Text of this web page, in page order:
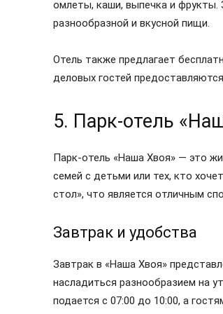
омлеты, каши, выпечка и фрукты.
разнообразной и вкусной пищи.
Отель также предлагает
деловых гостей
5. Парк-отель
Парк-отель «Наша Хвоя» — это
семей с детьми или тех, кто
стол», что является отличным
Завтрак и удобства
Завтрак в «Наша Хвоя»
насладиться разнообразием на
подается с 07:00 до 10:00, а